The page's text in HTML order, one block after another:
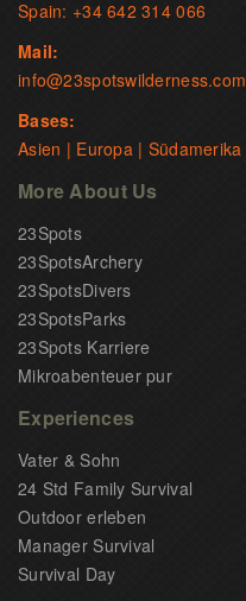
Spain: +34 642 314 066
Mail:
info@23spotswilderness.com
Bases:
Asien | Europa | Südamerika
More About Us
23Spots
23SpotsArchery
23SpotsDivers
23SpotsParks
23Spots Karriere
Mikroabenteuer pur
Experiences
Vater & Sohn
24 Std Family Survival
Outdoor erleben
Manager Survival
Survival Day